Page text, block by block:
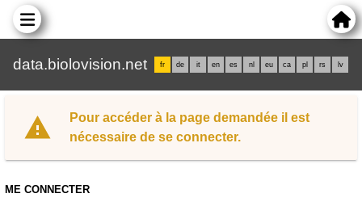
data.biolovision.net fr de it en es nl eu ca pl rs lv
Pour accéder à la page demandée il est
nécessaire de se connecter.
ME CONNECTER